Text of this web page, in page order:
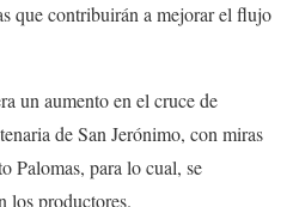
que contribuirán a mejorar el flujo
un aumento en el cruce de
de San Jerónimo, con miras
Palomas, para lo cual, se
los productores.